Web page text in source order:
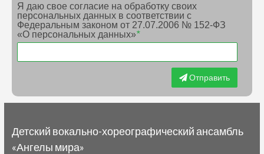
Я даю свое согласие на обработку своих
персональных данных в соответствии с
Федеральным законом от 27.07.2006 № 152-ФЗ
«О персональных данных»*
Отправить
Детский вокально-хореографический ансамбль
«Ангелы мира»